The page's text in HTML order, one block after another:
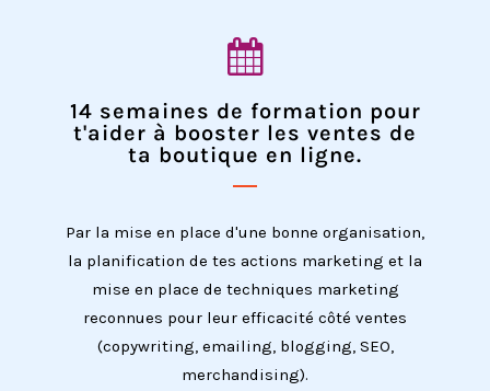
14 semaines de formation pour
t'aider à booster les ventes de
ta boutique en ligne.
Par la mise en place d'une bonne organisation,
la planification de tes actions marketing et la
mise en place de techniques marketing
reconnues pour leur efficacité côté ventes
(copywriting, emailing, blogging, SEO,
merchandising).